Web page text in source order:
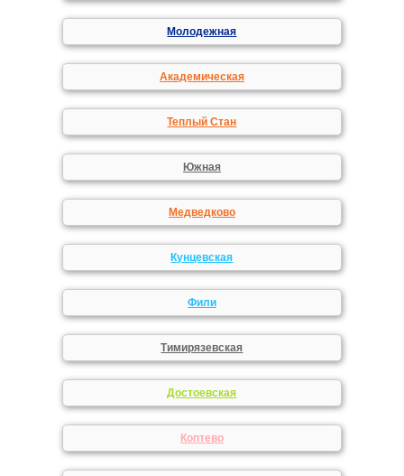
Молодежная
Академическая
Теплый Стан
Южная
Медведково
Кунцевская
Фили
Тимирязевская
Достоевская
Коптево